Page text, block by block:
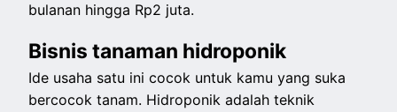
bulanan hingga Rp2 juta.
Bisnis tanaman hidroponik
Ide usaha satu ini cocok untuk kamu yang suka
bercocok tanam. Hidroponik adalah teknik